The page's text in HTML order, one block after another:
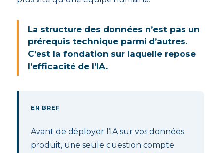
La structure des données n’est pas un
prérequis technique parmi d’autres.
C’est la fondation sur laquelle repose
l’efficacité de l’IA.
EN BREF
Avant de déployer l’IA sur vos données
produit, une seule question compte